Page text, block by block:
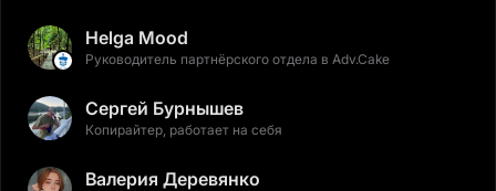
Helga Mood
Руководитель партнёрского отдела в Adv.Cake
Сергей Бурнышев
Копирайтер, работает на себя
Валерия Деревянко